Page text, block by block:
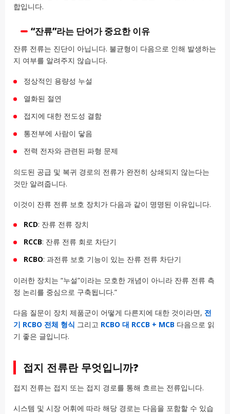
합입니다.
“잔류”라는 단어가 중요한 이유
잔류 전류는 진단이 아닙니다. 불균형이 다음으로 인해 발생하는
지 여부를 알려주지 않습니다.
정상적인 용량성 누설
열화된 절연
접지에 대한 전도성 결함
통전부에 사람이 닿음
전력 전자와 관련된 파형 문제
의도된 공급 및 복귀 경로의 전류가 완전히 상쇄되지 않는다는
것만 알려줍니다.
이것이 잔류 전류 보호 장치가 다음과 같이 명명된 이유입니다.
RCD: 잔류 전류 장치
RCCB: 잔류 전류 회로 차단기
RCBO: 과전류 보호 기능이 있는 잔류 전류 차단기
이러한 장치는 “누설”이라는 모호한 개념이 아니라 잔류 전류 측
정 논리를 중심으로 구축됩니다.”
다음 질문이 장치 제품군이 어떻게 다른지에 대한 것이라면, 전
기 RCBO 전체 형식 그리고 RCBO 대 RCCB + MCB 다음으로 읽
기 좋은 글입니다.
접지 전류란 무엇입니까?
접지 전류는 접지 또는 접지 경로를 통해 흐르는 전류입니다.
시스템 및 시장 어휘에 따라 해당 경로는 다음을 포함할 수 있습